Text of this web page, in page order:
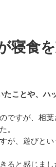
寝食
たことや、ハ
ですが、相葉
。
が、 遊びとい
ると感じまし